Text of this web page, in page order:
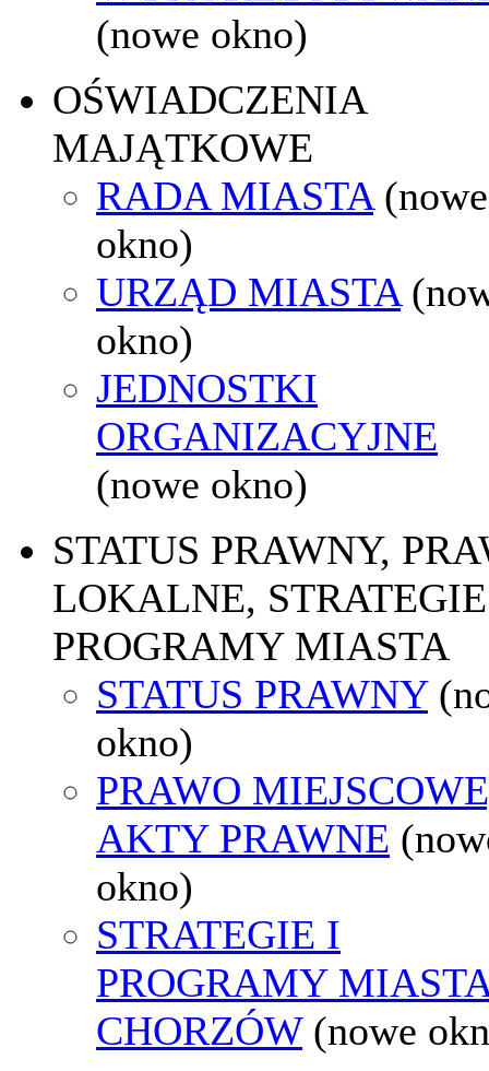
(nowe okno)
OŚWIADCZENIA
MAJĄTKOWE
RADA MIASTA (nowe
okno)
URZĄD MIASTA
okno)
JEDNOSTKI
ORGANIZACYJNE
(nowe okno)
STATUS PRAWNY,
LOKALNE,
PROGRAMY MIASTA
STATUS PRAWNY
okno)
PRAWO
AKTY PRAWNE
okno)
STRATEGIE I
PROGRAMY
CHORZÓW (nowe